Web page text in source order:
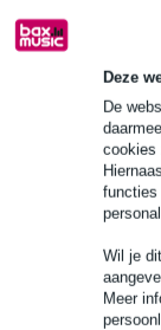
Deze
De
cookies
functies
Wil je
Meer
weight_kg: 0,9 kg
Bekijk alle
Bekijk ook eens (4)